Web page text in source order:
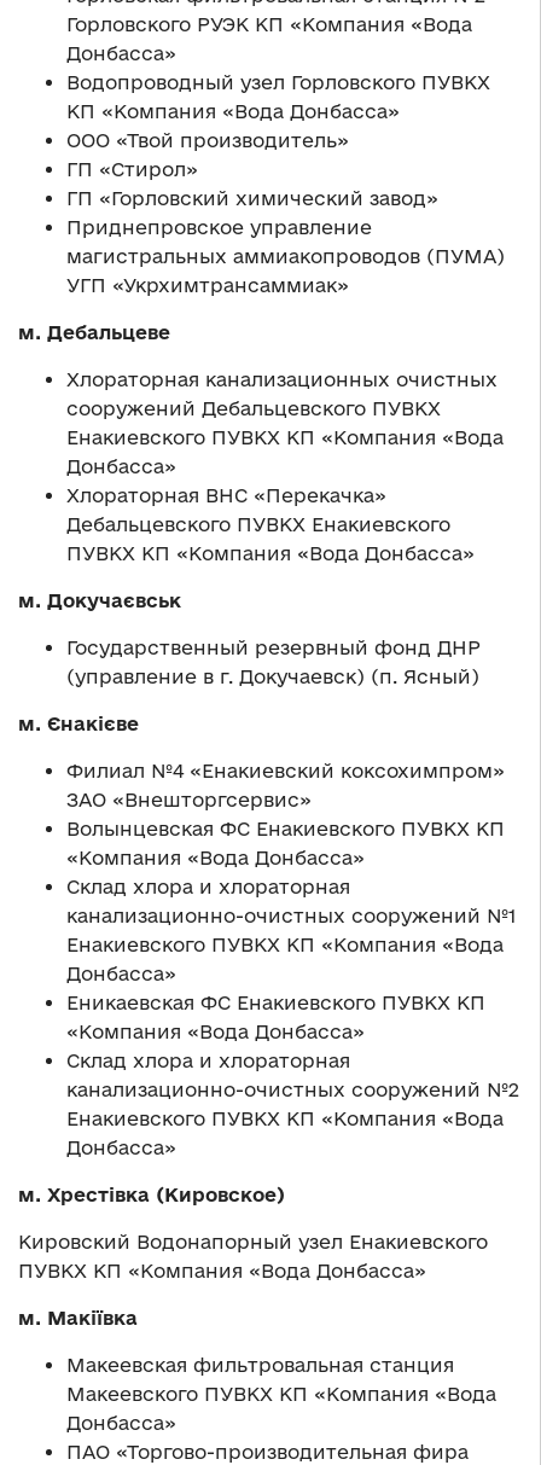
Горловского РУЭК КП «Компания «Вода
Донбасса»
Водопроводный узел Горловского ПУВКХ
КП «Компания «Вода Донбасса»
ООО «Твой производитель»
ГП «Стирол»
ГП «Горловский химический завод»
Приднепровское управление
магистральных аммиакопроводов (ПУМА)
УГП «Укрхимтрансаммиак»
м. Дебальцеве
Хлораторная канализационных очистных
сооружений Дебальцевского ПУВКХ
Енакиевского ПУВКХ КП «Компания «Вода
Донбасса»
Хлораторная ВНС «Перекачка»
Дебальцевского ПУВКХ Енакиевского
ПУВКХ КП «Компания «Вода Донбасса»
м. Докучаєвськ
Государственный резервный фонд ДНР
(управление в г. Докучаевск) (п. Ясный)
м. Єнакієве
Филиал №4 «Енакиевский коксохимпром»
ЗАО «Внешторгсервис»
Волынцевская ФС Енакиевского ПУВКХ КП
«Компания «Вода Донбасса»
Склад хлора и хлораторная
канализационно-очистных сооружений №1
Енакиевского ПУВКХ КП «Компания «Вода
Донбасса»
Еникаевская ФС Енакиевского ПУВКХ КП
«Компания «Вода Донбасса»
Склад хлора и хлораторная
канализационно-очистных сооружений №2
Енакиевского ПУВКХ КП «Компания «Вода
Донбасса»
м. Хрестівка (Кировское)
Кировский Водонапорный узел Енакиевского
ПУВКХ КП «Компания «Вода Донбасса»
м. Макіївка
Макеевская фильтровальная станция
Макеевского ПУВКХ КП «Компания «Вода
Донбасса»
ПАО «Торгово-производительная фира